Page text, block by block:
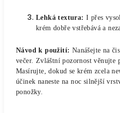
Lehká textura: I přes
krém dobře vstřebává a
Návod k použití: Nanášejte na
večer. Zvláštní pozornost věnujte
Masírujte, dokud se krém zcela
účinek naneste na noc silnější
ponožky.